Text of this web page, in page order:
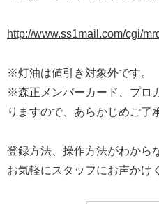
http://www.ss1mail.com/cgi/
※灯油は値引き対象外です。
※森正メンバーカード、プロ
りますので、あらかじめご了
登録方法、操作方法がわから
お気軽にスタッフにお声かけ